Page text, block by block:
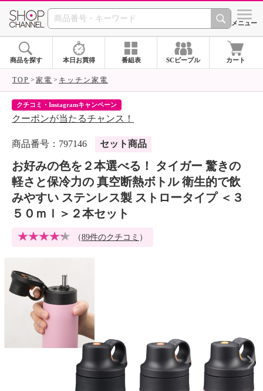
SHOP CHANNEL シメニュー
商品を探す 本日お買得 番組表 SCピープル カート
TOP 家電 キッチン家電
クチコミ・Instagramキャンペーン
クーポンが当たるチャンス！
商品番号：797146 セット商品
お好みの色を２本選べる！ タイガー 驚きの
軽さと保冷力の 真空断熱ボトル 衛生的で飲
みやすい ステンレス製 ストロータイプ ＜３
５０ｍｌ＞２本セット
（89件のクチコミ ）